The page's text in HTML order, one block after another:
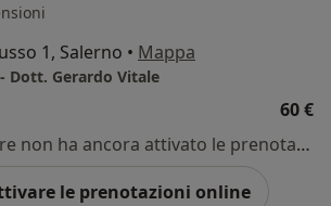
1, Salerno • Mappa
Dott. Gerardo Vitale
60 €
Questo dottore non ha ancora attivato le prenotazioni online presso questo indirizzo.
le prenotazioni online